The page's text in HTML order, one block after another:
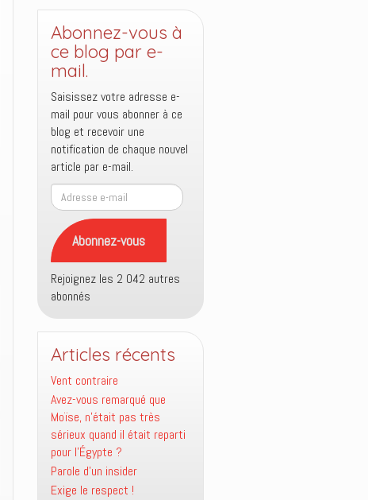
Abonnez-vous à
ce blog par e-
mail.
Saisissez votre adresse e-
mail pour vous abonner à ce
blog et recevoir une
notification de chaque nouvel
article par e-mail.
Adresse
e-
mail
Abonnez-vous
Rejoignez les 2 042 autres
abonnés
Articles récents
Vent contraire
Avez-vous remarqué que
Moïse, n’était pas très
sérieux quand il était reparti
pour l’Égypte ?
Parole d’un insider
Exige le respect !